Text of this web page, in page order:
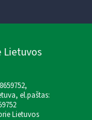
Lietuvos
el.paštas:
Lietuvos